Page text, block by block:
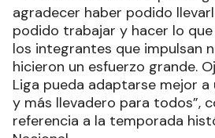
agradecer haber podido
podido trabajar y hacer lo
los integrantes que impulsan
hicieron un esfuerzo grande.
Liga pueda adaptarse mejor
y más llevadero para todos”,
referencia a la temporada